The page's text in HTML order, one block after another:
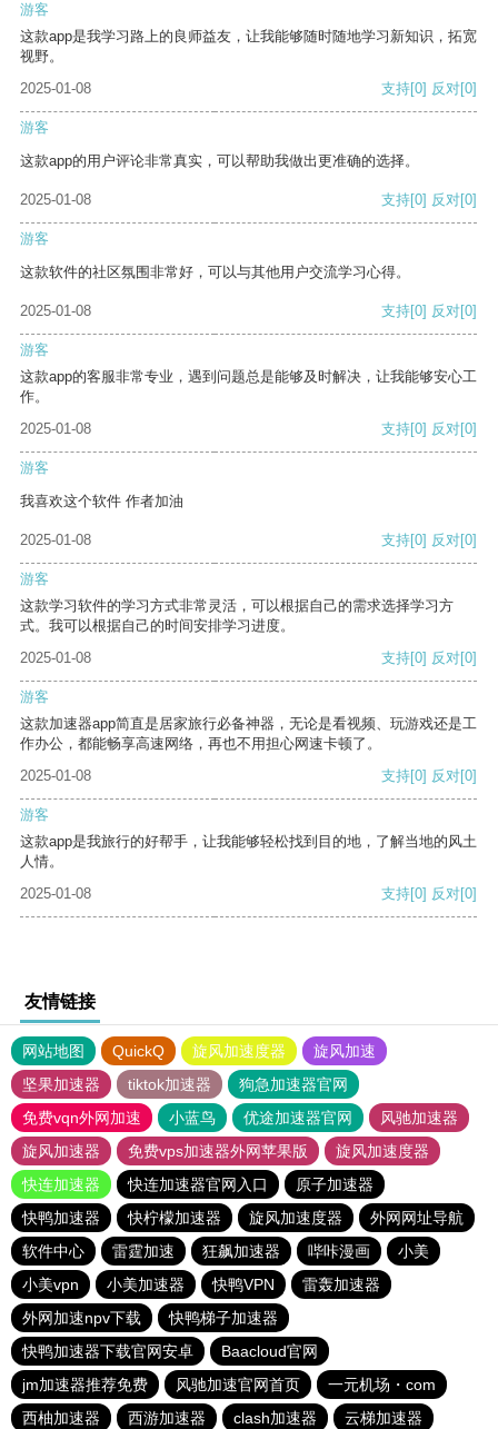
游客
这款app是我学习路上的良师益友，让我能够随时随地学习新知识，拓宽
视野。
2025-01-08
支持[0] 反对[0]
游客
这款app的用户评论非常真实，可以帮助我做出更准确的选择。
2025-01-08 支持[0] 反对[0]
游客
这款软件的社区氛围非常好，可以与其他用户交流学习心得。
2025-01-08 支持[0] 反对[0]
游客
这款app的客服非常专业，遇到问题总是能够及时解决，让我能够安心工
作。
2025-01-08
支持[0] 反对[0]
游客
我喜欢这个软件 作者加油
2025-01-08 支持[0] 反对[0]
游客
这款学习软件的学习方式非常灵活，可以根据自己的需求选择学习方
式。我可以根据自己的时间安排学习进度。
2025-01-08
支持[0] 反对[0]
游客
这款加速器app简直是居家旅行必备神器，无论是看视频、玩游戏还是工
作办公，都能畅享高速网络，再也不用担心网速卡顿了。
2025-01-08
支持[0] 反对[0]
游客
这款app是我旅行的好帮手，让我能够轻松找到目的地，了解当地的风土
人情。
2025-01-08
支持[0] 反对[0]
友情链接
网站地图 QuickQ 旋风加速度器
旋风加速
坚果加速器
tiktok加速器
狗急加速器官网
免费vqn外网加速
小蓝鸟 优途加速器官网
风驰加速器
旋风加速器
免费vps加速器外网苹果版
旋风加速度器
快连加速器
快连加速器官网入口
原子加速器
快鸭加速器
快柠檬加速器 旋风加速度器
外网网址导航
软件中心
雷霆加速 狂飙加速器 哔咔漫画
小美
小美vpn
小美加速器 快鸭VPN
雷轰加速器
外网加速npv下载
快鸭梯子加速器
快鸭加速器下载官网安卓
Baacloud官网
jm加速器推荐免费
风驰加速官网首页
一元机场・com
西柚加速器
西游加速器 clash加速器 云梯加速器